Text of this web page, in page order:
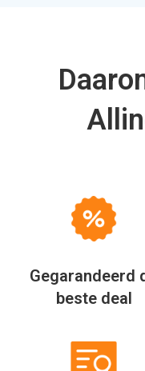
Gegarandeerd
beste deal